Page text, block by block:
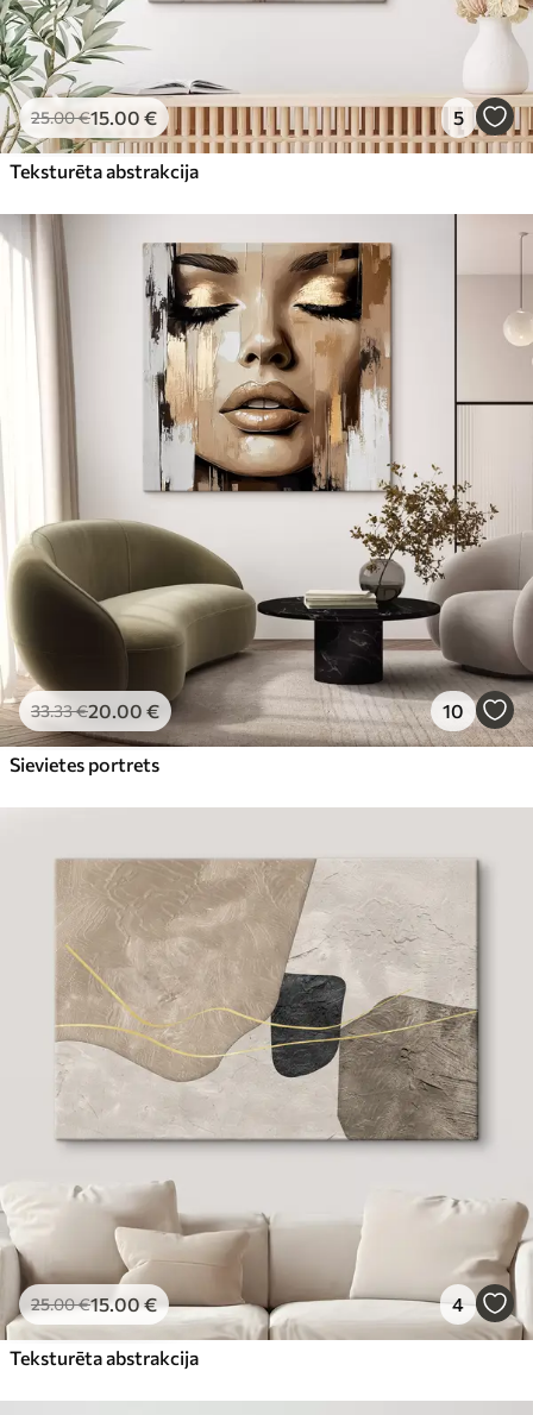
25.00€15.00 € 5
Teksturēta abstrakcija
33.33€20.00 € 10
Sievietes portrets
25.00€15.00€ 4
Teksturēta abstrakcija